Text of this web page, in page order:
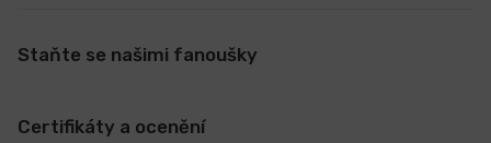
Staňte se našimi fanoušky
Certifikáty a ocenění